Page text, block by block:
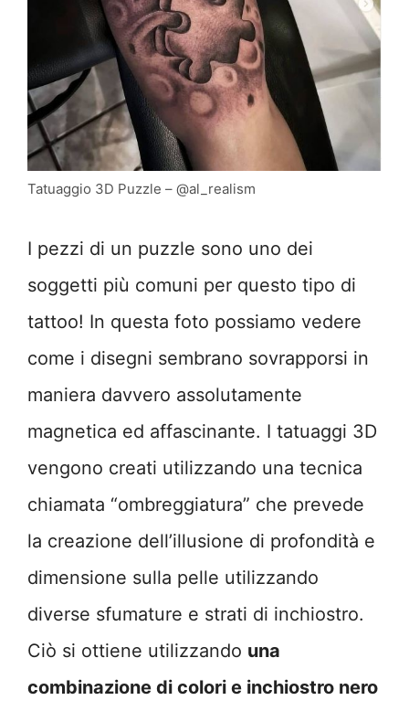
Tatuaggio 3D Puzzle – @al_realism
I pezzi di un puzzle sono uno dei
soggetti più comuni per questo tipo di
tattoo! In questa foto possiamo vedere
come i disegni sembrano sovrapporsi in
maniera davvero assolutamente
magnetica ed affascinante. I tatuaggi 3D
vengono creati utilizzando una tecnica
chiamata “ombreggiatura” che prevede
la creazione dell’illusione di profondità e
dimensione sulla pelle utilizzando
diverse sfumature e strati di inchiostro.
Ciò si ottiene utilizzando una
combinazione di colori e inchiostro nero